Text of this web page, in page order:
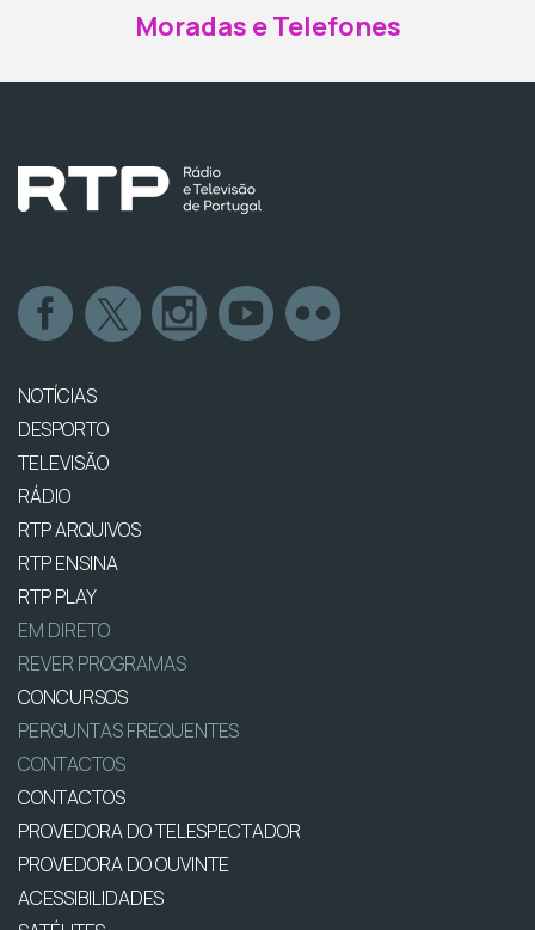
Moradas e Telefones
NOTÍCIAS
DESPORTO
TELEVISÃO
RÁDIO
RTP ARQUIVOS
RTP ENSINA
RTP PLAY
EM DIRETO
REVER PROGRAMAS
CONCURSOS
PERGUNTAS FREQUENTES
CONTACTOS
CONTACTOS
PROVEDORA DO TELESPECTADOR
PROVEDORA DO OUVINTE
ACESSIBILIDADES